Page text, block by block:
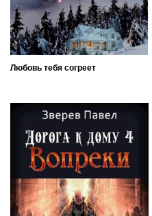
Любовь тебя согреет